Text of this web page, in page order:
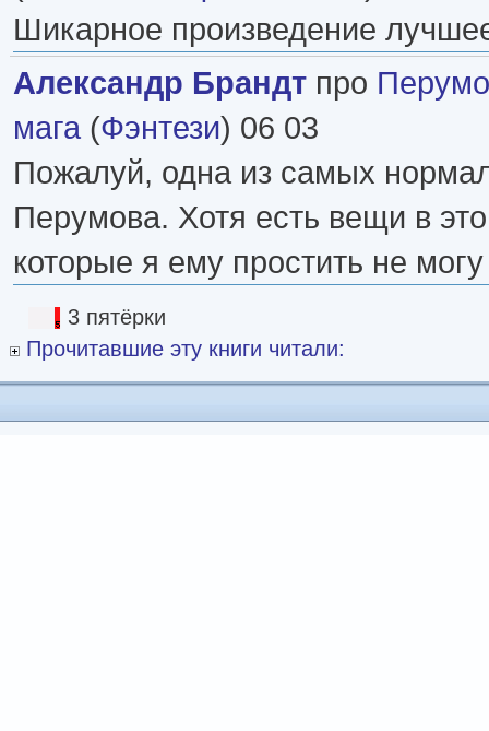
Шикарное произведение
Александр Брандт про
мага (Фэнтези) 06 03
Пожалуй, одна из самых
Перумова. Хотя есть вещи в
которые я ему простить не могу
3 пятёрки
Прочитавшие эту книги читали: